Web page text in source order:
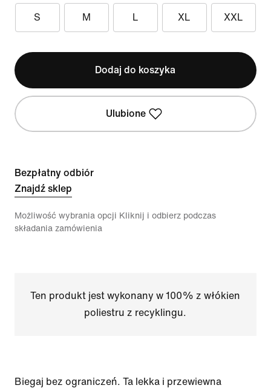
S M L XL XXL
Dodaj do koszyka
Ulubione
Bezpłatny odbiór
Znajdź sklep
Możliwość wybrania opcji Kliknij i odbierz podczas
składania zamówienia
Ten produkt jest wykonany w 100% z włókien
poliestru z recyklingu.
Biegaj bez ograniczeń. Ta lekka i przewiewna